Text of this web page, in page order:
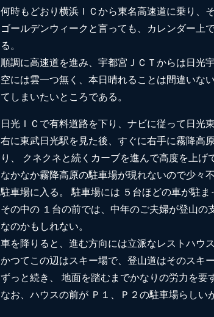
何時もどおり横浜ＩＣから東名高速道に乗り、
ゴールデンウィークと言っても、カレンダー上
る。
順調に高速道を進み、宇都宮ＪＣＴからは日光
空には雲一つ無く、本日晴れることは間違いな
てしまいたいところである。
日光ＩＣで有料道路を下り、ナビに従って日光
右に東武日光駅を見た後、すぐに右手に霧降高
り、 クネクネと続くカーブを進んで高度を上げ
なかなか霧降高原の駐車場が現れないので少々
駐車場に入る。 駐車場には ５台ほどの車が駐ま
その中の １台の前では、中年のご夫婦が登山
なのかもしれない。
車を降りると、進む方向には立派なレストハウ
かつてこの辺はスキー場で、登山道はそのスキ
ずっと続き、 地面を踏むまでかなりの労力を要
なお、ハウスの前が Ｐ１、Ｐ２の駐車場らしい